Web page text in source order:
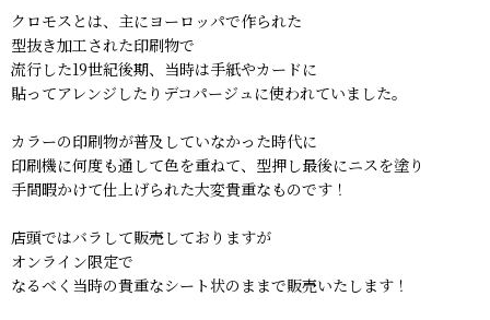
クロモスとは、主にヨーロッパで作られた
型抜き加工された印刷物で
流行した19世紀後期、当時は手紙やカードに
貼ってアレンジしたりデコパージュに使われていました。
カラーの印刷物が普及していなかった時代に
印刷機に何度も通して色を重ねて、型押し最後にニスを塗り
手間暇かけて仕上げられた大変貴重なものです！
店頭ではバラして販売しておりますが
オンライン限定で
なるべく当時の貴重なシート状のままで販売いたします！